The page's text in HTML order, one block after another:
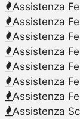
Assistenza
Assistenza
Assistenza
Assistenza
Assistenza
Assistenza
Assistenza
Assistenza